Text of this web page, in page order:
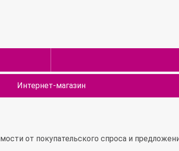
Интернет-магазин
от покупательского спроса и